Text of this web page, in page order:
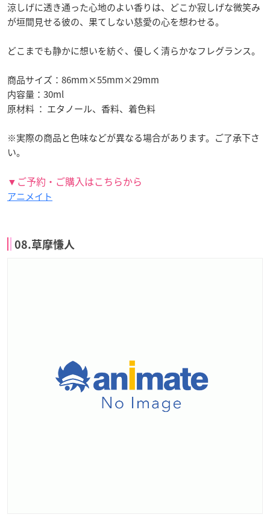
涼しげに透き通った心地のよい香りは、どこか寂しげな微笑み
が垣間見せる彼の、果てしない慈愛の心を想わせる。
どこまでも静かに想いを紡ぐ、優しく清らかなフレグランス。
商品サイズ：86mm×55mm×29mm
内容量：30ml
原材料 ： エタノール、香料、着色料
※実際の商品と色味などが異なる場合があります。ご了承下さ
い。
▼ご予約・ご購入はこちらから
アニメイト
08.草摩慊人